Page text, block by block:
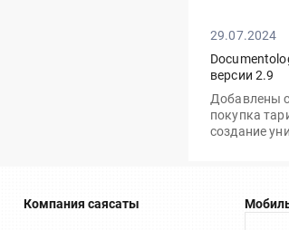
29.07.2024
версии 2.9
Добавлены
покупка
создание
Компания саясаты